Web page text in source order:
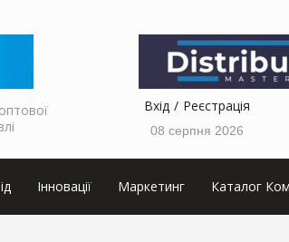
Вхід Реєстрація
08 серпня 2026
Інновації Маркетинг Каталог